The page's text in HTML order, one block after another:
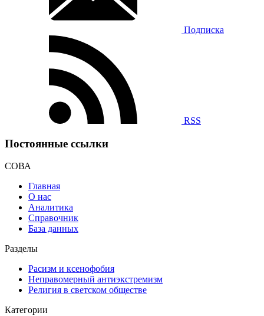
Подписка
RSS
Постоянные ссылки
СОВА
Главная
О нас
Аналитика
Справочник
База данных
Разделы
Расизм и ксенофобия
Неправомерный антиэкстремизм
Религия в светском обществе
Категории